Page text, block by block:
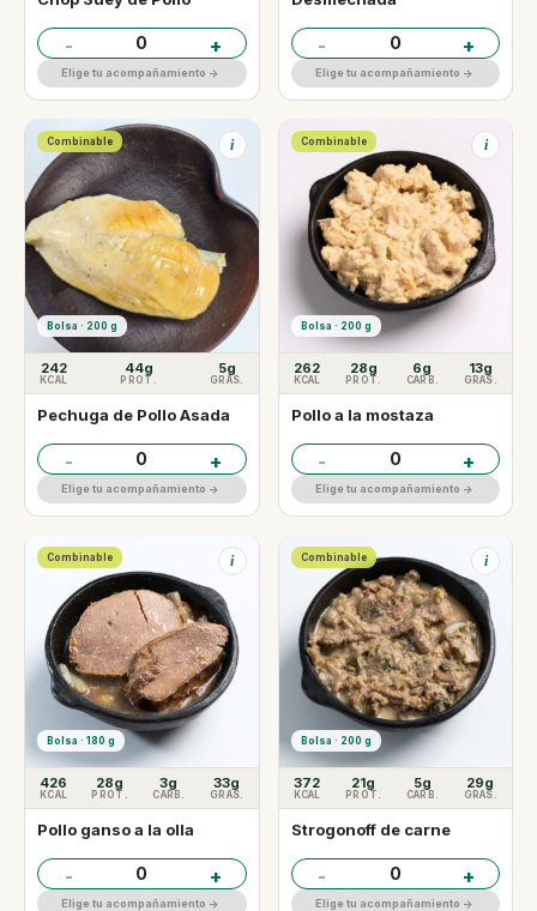
- 0 +
Elige tu acompañamiento ->
- 0 +
Elige tu acompañamiento ->
Combinable
Bolsa · 200 g
i
242
KCAL
44g
PROT.
5g
GRAS.
Pechuga de Pollo Asada
- 0 +
Elige tu acompañamiento ->
Combinable
Bolsa · 200 g
i
262
KCAL
28g
PROT.
6g
CARB.
13g
GRAS.
Pollo a la mostaza
- 0 +
Elige tu acompañamiento ->
Combinable
Bolsa · 180 g
i
426
KCAL
28g
PROT.
3g
CARB.
33g
GRAS.
Pollo ganso a la olla
- 0 +
Elige tu acompañamiento ->
Combinable
Bolsa · 200 g
i
372
KCAL
21g
PROT.
5g
CARB.
29g
GRAS.
Strogonoff de carne
- 0 +
Elige tu acompañamiento ->